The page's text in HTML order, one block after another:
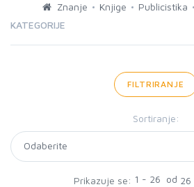
Znanje Knjige Publicistika
KATEGORIJE
FILTRIRANJE
Sortiranje:
Prikazuje se: 1 - 26 od 26